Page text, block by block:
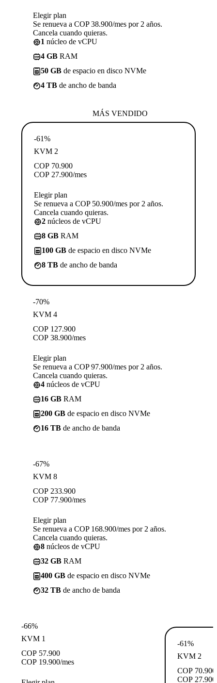
Elegir plan
Se renueva a COP 38.900/mes por 2 años.
Cancela cuando quieras.
1 núcleo de vCPU
4 GB RAM
50 GB de espacio en disco NVMe
4 TB de ancho de banda
MÁS VENDIDO
-61%
KVM 2
COP 70.900
COP 27.900/mes
Elegir plan
Se renueva a COP 50.900/mes por 2 años.
Cancela cuando quieras.
2 núcleos de vCPU
8 GB RAM
100 GB de espacio en disco NVMe
8 TB de ancho de banda
-70%
KVM 4
COP 127.900
COP 38.900/mes
Elegir plan
Se renueva a COP 97.900/mes por 2 años.
Cancela cuando quieras.
4 núcleos de vCPU
16 GB RAM
200 GB de espacio en disco NVMe
16 TB de ancho de banda
-67%
KVM 8
COP 233.900
COP 77.900/mes
Elegir plan
Se renueva a COP 168.900/mes por 2 años.
Cancela cuando quieras.
8 núcleos de vCPU
32 GB RAM
400 GB de espacio en disco NVMe
32 TB de ancho de banda
-66%
KVM 1
COP 57.900
COP 19.900/mes
-61%
KVM 2
COP 70.900
COP 27.900